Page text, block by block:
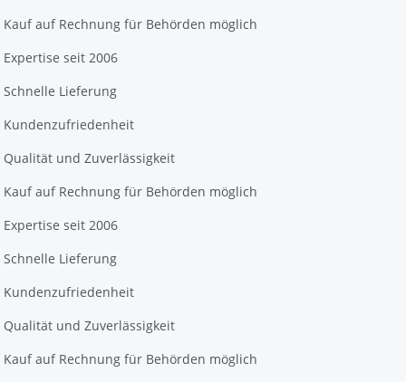
Kauf auf Rechnung für Behörden möglich
Expertise seit 2006
Schnelle Lieferung
Kundenzufriedenheit
Qualität und Zuverlässigkeit
Kauf auf Rechnung für Behörden möglich
Expertise seit 2006
Schnelle Lieferung
Kundenzufriedenheit
Qualität und Zuverlässigkeit
Kauf auf Rechnung für Behörden möglich